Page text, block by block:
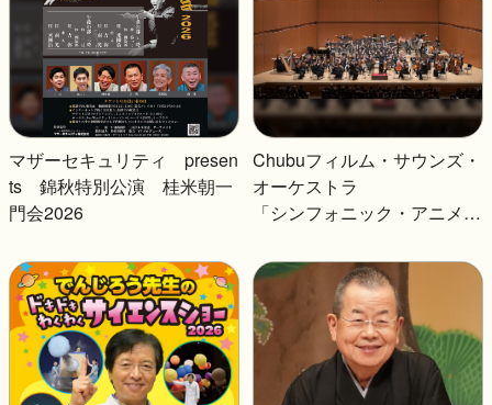
マザーセキュリティ presen
ts 錦秋特別公演 桂米朝一
門会2026
Chubuフィルム・サウンズ・
オーケストラ
「シンフォニック・アニメ」
ストラ・パークⅢ～